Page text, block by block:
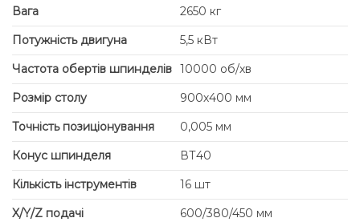
Вага
2650 кг
Потужність двигуна
5,5 кВт
Частота обертів шпинделів 10000 об/хв
Розмір столу
900х400 мм
Точність позиціонування
0,005 мм
Конус шпинделя
ВТ40
Кількість інструментів
16 шт
X/Y/Z подачі
600/380/450 мм